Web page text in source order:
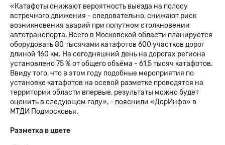
«Катафоты снижают вероятность выезда на полосу
встречного движения - следовательно, снижают риск
возникновения аварий при попутном столкновении
автотранспорта. Всего в Московской области планируется
оборудовать 80 тысячами катафотов 600 участков дорог
длиной 160 км. На сегодняшний день на дорогах региона
установлено 75 % от общего объёма - 61,5 тысяч катафотов.
Ввиду того, что в этом году подобные мероприятия по
установке катафотов на осевой разметке проводятся на
территории области впервые, результаты можно будет
оценить в следующем году», - пояснили «ДорИнфо» в
МТДИ Подмосковья.
Разметка в цвете